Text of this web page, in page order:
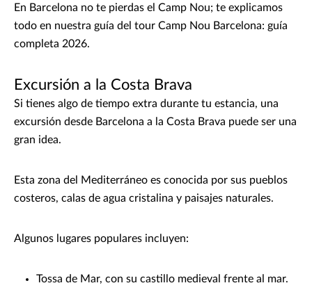
En Barcelona no te pierdas el Camp Nou; te explicamos
todo en nuestra guía del tour Camp Nou Barcelona: guía
completa 2026.
Excursión a la Costa Brava
Si tienes algo de tiempo extra durante tu estancia, una
excursión desde Barcelona a la Costa Brava puede ser una
gran idea.
Esta zona del Mediterráneo es conocida por sus pueblos
costeros, calas de agua cristalina y paisajes naturales.
Algunos lugares populares incluyen:
Tossa de Mar, con su castillo medieval frente al mar.